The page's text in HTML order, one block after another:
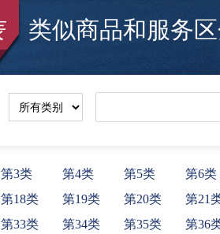
类似商品和服务区
第3类 第4类 第5类
第6类
第18类 第19类 第20类
第21
第33类 第34类 第35类 第36